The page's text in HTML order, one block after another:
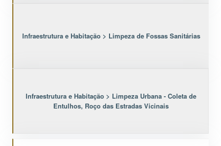
Infraestrutura e Habitação > Limpeza de Fossas Sanitárias
Infraestrutura e Habitação > Limpeza Urbana - Coleta de
Entulhos, Roço das Estradas Vicinais